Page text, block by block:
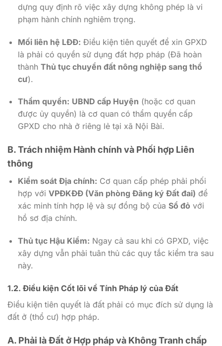
dựng quy định rõ việc xây dựng không phép là vi
phạm hành chính nghiêm trọng.
Mối liên hệ LĐĐ: Điều kiện tiên quyết để xin GPXD
là phải có quyền sử dụng đất hợp pháp (Đã hoàn
thành Thủ tục chuyển đất nông nghiệp sang thổ
cư).
Thẩm quyền: UBND cấp Huyện (hoặc cơ quan
được ủy quyền) là cơ quan có thẩm quyền cấp
GPXD cho nhà ở riêng lẻ tại xã Nội Bài.
B. Trách nhiệm Hành chính và Phối hợp Liên
thông
Kiểm soát Địa chính: Cơ quan cấp phép phải phối
hợp với VPĐKĐĐ (Văn phòng Đăng ký Đất đai) để
xác minh tính hợp lệ và sự đồng bộ của Sổ đỏ với
hồ sơ địa chính.
Thủ tục Hậu Kiểm: Ngay cả sau khi có GPXD, việc
xây dựng vẫn phải tuân thủ các quy tắc kiểm tra sau
này.
1.2. Điều kiện Cốt lõi về Tính Pháp lý của Đất
Điều kiện tiên quyết là đất phải có mục đích sử dụng là
đất ở (thổ cư) hợp pháp.
A. Phải là Đất ở Hợp pháp và Không Tranh chấp